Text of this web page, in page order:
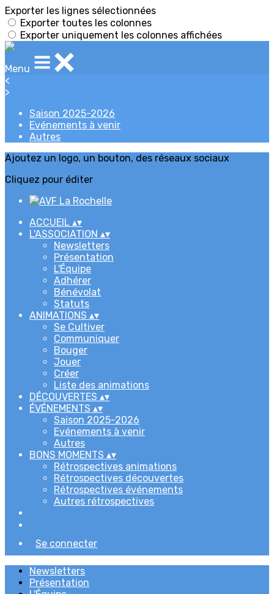
Exporter les lignes sélectionnées
Exporter toutes les colonnes
Exporter uniquement les colonnes affichées
Menu
<
>
Saison 2025-2026
Evénements à venir
Autres
Ajoutez un logo, un bouton, des réseaux sociaux
Cliquez pour éditer
ACCUEIL ▴▾
L'ASSOCIATION ▴▾
Newsletters
Présentation
L'Équipe
Adhérer
Bénévolat
Statuts
ANIMATIONS ▴▾
Se Cultiver
Communiquer
Bouger
Jouer
Créer
Liste des animations
DÉCOUVERTES ▴▾
ÉVÉNEMENTS ▴▾
Saison 2025-2026
Evénements à venir
Autres
BONS MOMENTS ▴▾
Rétrospectives animations
Rétrospectives découvertes
Rétrospectives événements
Autres rétrospectives
Se connecter
Newsletters
Présentation